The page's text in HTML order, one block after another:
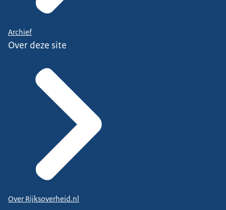
Archief
Over deze site
Over Rijksoverheid.nl